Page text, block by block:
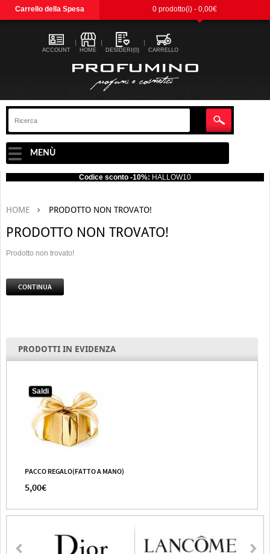
Carrello della Spesa 0 prodotto(i) - 0,00€
ACCOUNT HOME DESIDERI(0) CARRELLO
MENÙ
Codice sconto -10%: HALLOW10
HOME PRODOTTO NON TROVATO!
PRODOTTO NON TROVATO!
Prodotto non trovato!
CONTINUA
PRODOTTI IN EVIDENZA
Saldi
PACCO REGALO(FATTO A MANO)
5,00€